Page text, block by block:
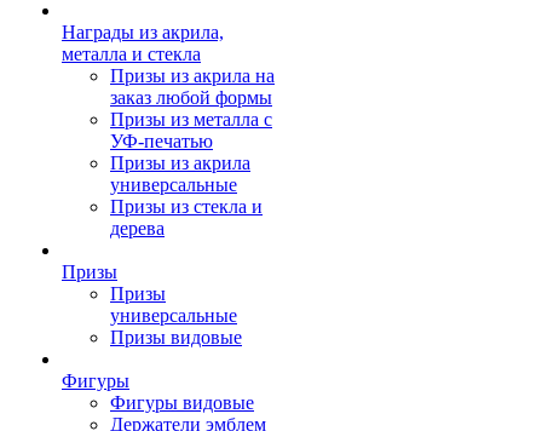
Награды из акрила,
металла и стекла
Призы из акрила на
заказ любой формы
Призы из металла с
УФ-печатью
Призы из акрила
универсальные
Призы из стекла и
дерева
Призы
Призы
универсальные
Призы видовые
Фигуры
Фигуры видовые
Держатели эмблем